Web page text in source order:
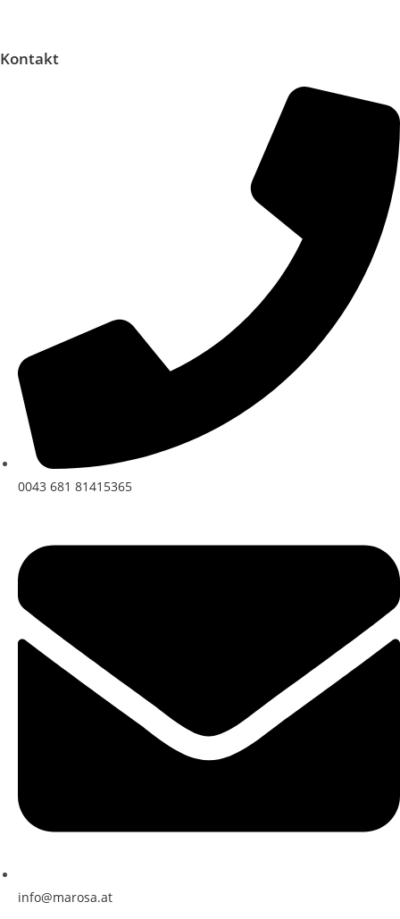
Kontakt
0043 681 81415365
info@marosa.at